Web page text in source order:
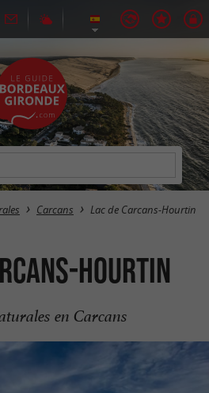
Carcans Lac de Carcans-Hourtin
Hourtin
en Carcans